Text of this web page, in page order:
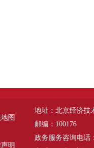
图
明
地址：北京经济技
邮编：100176
政务服务咨询电话